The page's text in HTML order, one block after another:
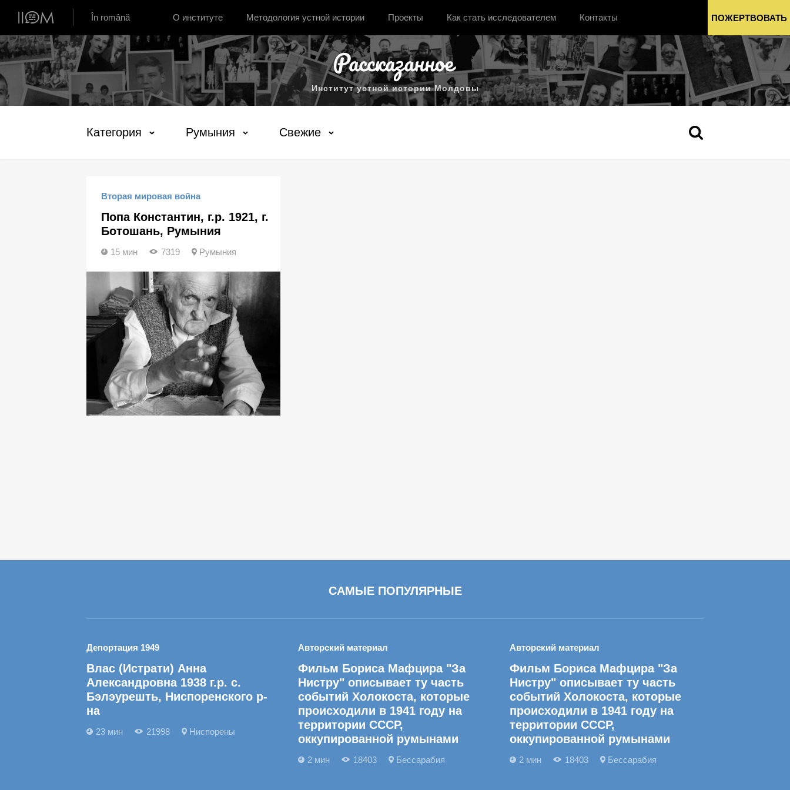
Институт устной истории Молдовы
În română О институте Методология устной истории Проекты Как стать исследователем Контакты ПОЖЕРТВОВАТЬ
Институт устной истории Молдовы
Категория Румыния Свежие
Вторая мировая война
Попа Константин, г.р. 1921, г.
Ботошань, Румыния
15 мин 7319 Румыния
САМЫЕ ПОПУЛЯРНЫЕ
Депортация 1949
Влас (Истрати) Анна
Александровна 1938 г.р. с.
Бэлэурешть, Ниспоренского р-
на
23 мин 21998 Ниспорены
Авторский материал
Фильм Бориса Мафцира "За
Нистру" описывает ту часть
событий Холокоста, которые
происходили в 1941 году на
территории СССР,
оккупированной румынами
2 мин 18403 Бессарабия
Авторский материал
Фильм Бориса Мафцира "За
Нистру" описывает ту часть
событий Холокоста, которые
происходили в 1941 году на
территории СССР,
оккупированной румынами
2 мин 18403 Бессарабия